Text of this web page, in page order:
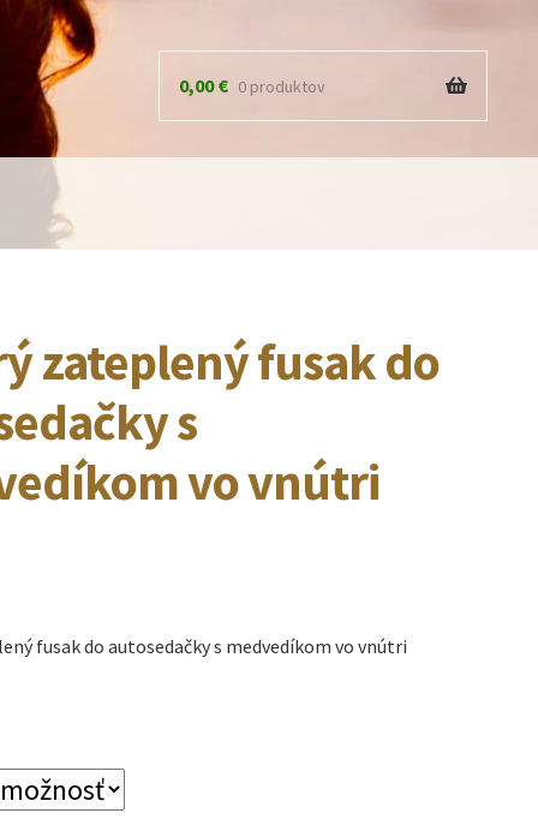
0,00€ 0 produktov
zateplený fusak do
s
vo vnútri
fusak do autosedačky s medvedíkom vo vnútri